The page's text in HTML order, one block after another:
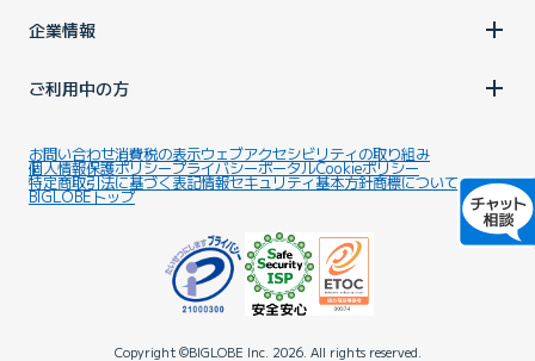
企業情報
ご利用中の方
お問い合わせ消費税の表示ウェブアクセシビリティの取り組み
個人情報保護ポリシープライバシーポータルCookieポリシー
特定商取引法に基づく表記情報セキュリティ基本方針商標について
BIGLOBEトップ
Copyright ©BIGLOBE Inc. 2026. All rights reserved.